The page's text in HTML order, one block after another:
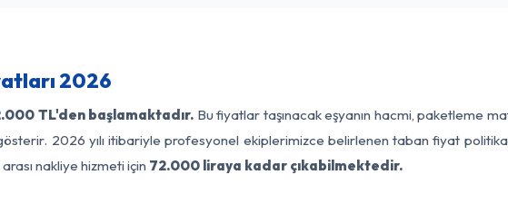
2026
TL'den başlamaktadır. Bu fiyatlar taşınacak eşyanın hacmi, paketleme
2026 yılı itibariyle profesyonel ekiplerimizce belirlenen taban fiyat
nakliye hizmeti için 72.000 liraya kadar çıkabilmektedir.